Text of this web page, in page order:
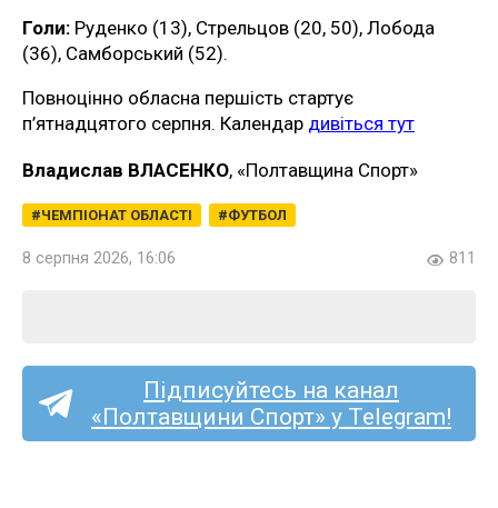
Голи: Руденко (13), Стрельцов (20, 50), Лобода
(36), Самборський (52).
Повноцінно обласна першість стартує
п’ятнадцятого серпня. Календар дивіться тут
Владислав ВЛАСЕНКО, «Полтавщина Спорт»
ЧЕМПІОНАТ ОБЛАСТІ ФУТБОЛ
8 серпня 2026, 16:06 811
Підписуйтесь на канал
«Полтавщини Спорт» у Telegram!